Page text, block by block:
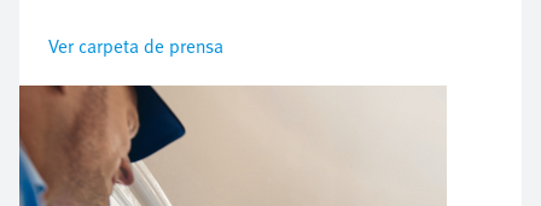
Ver carpeta de prensa
Imagen